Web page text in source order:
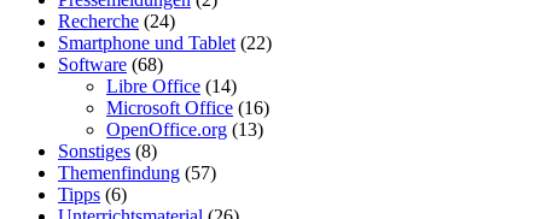
Recherche (24)
Smartphone und Tablet (22)
Software (68)
Libre Office (14)
Microsoft Office (16)
OpenOffice.org (13)
Sonstiges (8)
Themenfindung (57)
Tipps (6)